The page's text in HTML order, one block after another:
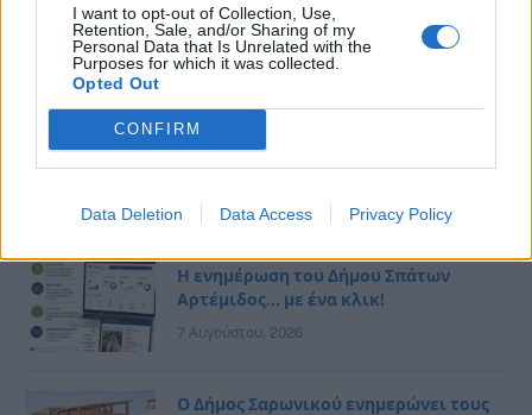
I want to opt-out of Collection, Use,
Retention, Sale, and/or Sharing of my
Personal Data that Is Unrelated with the
Purposes for which it was collected.
Opted Out
CONFIRM
Data Deletion Data Access Privacy Policy
Μεταμόρφωσης του Σωτήρος στον
Δήμο Σαρωνικού
7 Αυγούστου, 2026
Μουσική βραδιά με τη Βιολέτα Ίκαρη
και τον Μανόλη Ανδρουλιδάκη στον
7 Αυγούστου, 2026
Η ενημέρωση του Δήμου Σπάτων
Αρτέμιδος… με ένα κλικ!
7 Αυγούστου, 2026
Ο Δήμος Σαρωνικού ενημερώνει τους